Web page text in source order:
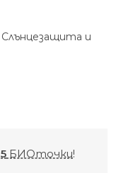
Слънцезащита и
5 БИОточки!